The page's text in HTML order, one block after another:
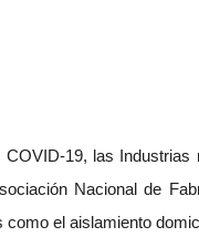
19, las
Nacional de
el aislamiento